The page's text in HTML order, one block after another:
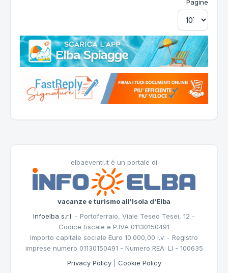
Pagine
elbaeventi.it è un portale di
vacanze e turismo all'Isola d'Elba
Infoelba s.r.l. - Portoferraio, Viale Teseo Tesei, 12 -
Codice fiscale e P.IVA 01130150491
Importo capitale sociale Euro 10.000,00 i.v. - Registro
imprese numero 01130150491 - Numero REA: LI - 100635
Privacy Policy| Cookie Policy